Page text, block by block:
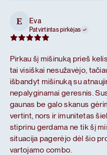
E Eva
Patvirtintas pirkėjas
Pirkau šį mišinuką prieš
tai visiškai nesužavėjo,
išbandyt mišinuką su
nepalyginamai geresnis.
gaunas be galo skanus
vertint, nors ir imunitetas
stiprinu gerdama ne tik šį
situacija pagerėjo dėl šio
vartojamo combo.